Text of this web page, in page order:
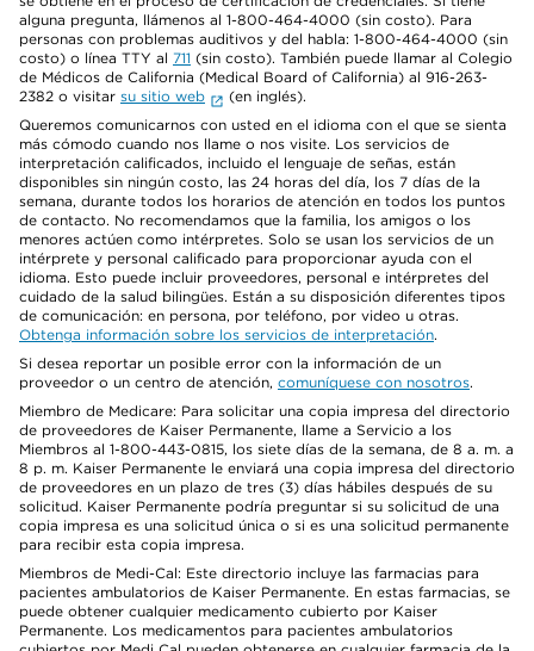
alguna pregunta, llámenos al 1-800-464-4000 (sin costo). Para
personas con problemas auditivos y del habla: 1-800-464-4000 (sin
costo) o línea TTY al 711 (sin costo). También puede llamar al Colegio
de Médicos de California (Medical Board of California) al 916-263-
2382 o visitar su sitio web
(en inglés).
Queremos comunicarnos con usted en el idioma con el que se sienta
más cómodo cuando nos llame o nos visite. Los servicios de
interpretación calificados, incluido el lenguaje de señas, están
disponibles sin ningún costo, las 24 horas del día, los 7 días de la
semana, durante todos los horarios de atención en todos los puntos
de contacto. No recomendamos que la familia, los amigos o los
menores actúen como intérpretes. Solo se usan los servicios de un
intérprete y personal calificado para proporcionar ayuda con el
idioma. Esto puede incluir proveedores, personal e intérpretes del
cuidado de la salud bilingües. Están a su disposición diferentes tipos
de comunicación: en persona, por teléfono, por video u otras.
Obtenga información sobre los servicios de interpretación.
Si desea reportar un posible error con la información de un
proveedor o un centro de atención, comuníquese con nosotros.
Miembro de Medicare: Para solicitar una copia impresa del directorio
de proveedores de Kaiser Permanente, llame a Servicio a los
Miembros al 1-800-443-0815, los siete días de la semana, de 8 a. m. a
8 p. m. Kaiser Permanente le enviará una copia impresa del directorio
de proveedores en un plazo de tres (3) días hábiles después de su
solicitud. Kaiser Permanente podría preguntar si su solicitud de una
copia impresa es una solicitud única o si es una solicitud permanente
para recibir esta copia impresa.
Miembros de Medi-Cal: Este directorio incluye las farmacias para
pacientes ambulatorios de Kaiser Permanente. En estas farmacias, se
puede obtener cualquier medicamento cubierto por Kaiser
Permanente. Los medicamentos para pacientes ambulatorios